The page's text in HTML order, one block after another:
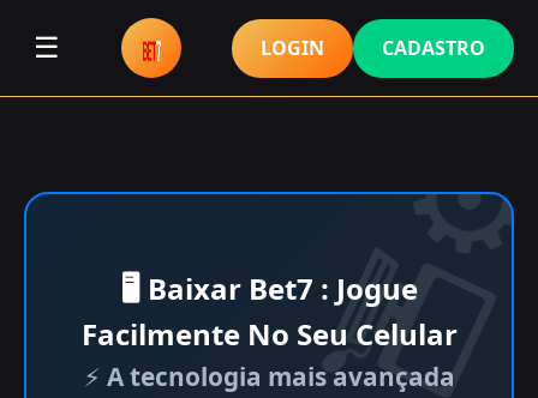
☰ LOGIN CADASTRO
🖥 Baixar Bet7 : Jogue
Facilmente No Seu Celular
⚡ A tecnologia mais avançada